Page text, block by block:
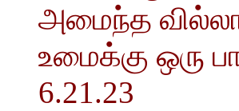
அமைந்த
உமைக்கு ஒரு
6.21.23